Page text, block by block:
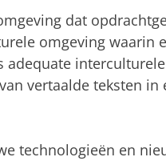
dat
omgeving waarin
vertaalde teksten in
technologieën en